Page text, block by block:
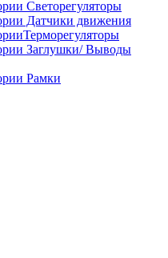
Светорегуляторы
Датчики движения
Терморегуляторы
Заглушки/ Выводы
Рамки